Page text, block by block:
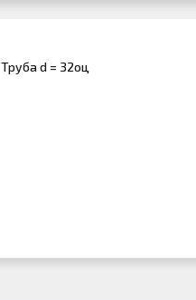
Труба d = 32оц